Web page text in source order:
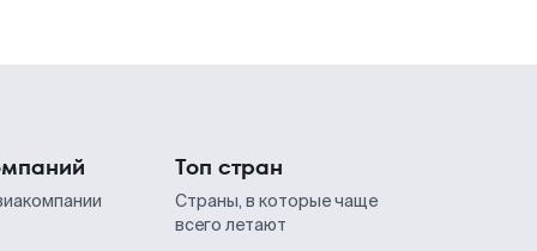
Топ стран
Страны, в которые чаще
всего летают